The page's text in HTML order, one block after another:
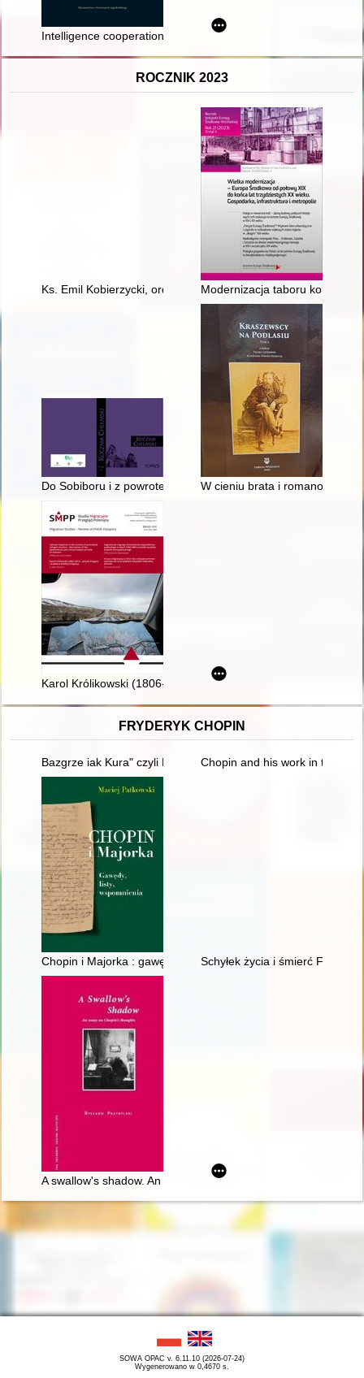
Intelligence cooperation between Poland and Japan during
ROCZNIK 2023
Ks. Emil Kobierzycki, ordynariusz Śląska Opolskiego w latach
Modernizacja taboru
Do Sobiboru i z powrotem : wspomnienia chełmskich Żydów
W cieniu brata i romanowskich
Karol Królikowski (1806-1871) : paryski księgarz i wydawca
FRYDERYK CHOPIN
Bazgrze iak Kura" czyli Fryderyk Chopin i powstańcy
Chopin and his work in the
Chopin i Majorka : gawędy, listy, wspomnienia
Schyłek życia i śmierć
A swallow's shadow. An essay on Chopin's thoughts
SOWA OPAC v. 6.11.10 (2026-07-24)
Wygenerowano w 0,4670 s.